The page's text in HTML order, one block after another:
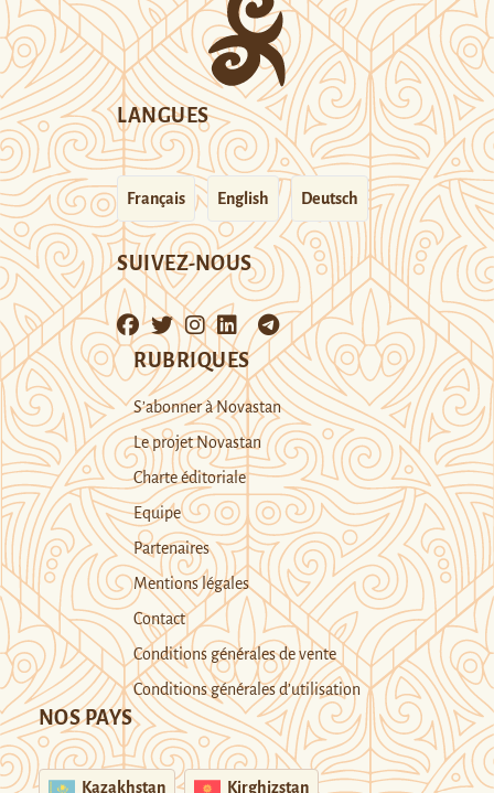
LANGUES
Français English Deutsch
SUIVEZ-NOUS
RUBRIQUES
S’abonner à Novastan
Le projet Novastan
Charte éditoriale
Equipe
Partenaires
Mentions légales
Contact
Conditions générales de vente
Conditions générales d’utilisation
NOS PAYS
Kazakhstan Kirghizstan